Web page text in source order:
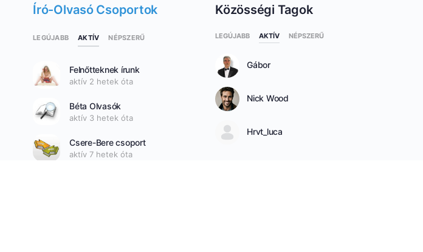
Író-Olvasó Csoportok
LEGÚJABB AKTÍV NÉPSZERŰ
Felnőtteknek írunk
aktív 2 hetek óta
Béta Olvasók
aktív 3 hetek óta
Csere-Bere csoport
aktív 7 hetek óta
Közösségi Tagok
LEGÚJABB AKTÍV NÉPSZERŰ
Gábor
Nick Wood
Hrvt_luca